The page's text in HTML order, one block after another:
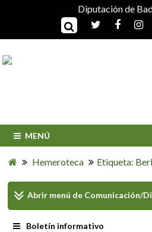
Diputación de
MENÚ
Hemeroteca Etiqueta:
Abrir menú de Comunicación/
Boletín informativo